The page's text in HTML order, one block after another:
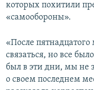
которых похитили
«самообороны».
«После
связаться, но все
был в эти дни, мы не
о своем последнем